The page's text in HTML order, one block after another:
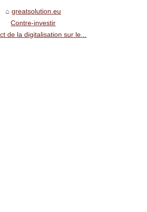
greatsolution.eu
Contre-investir
de la digitalisation sur le...